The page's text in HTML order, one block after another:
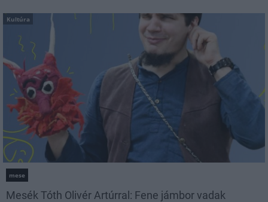
Kultúra
mese
Mesék Tóth Olivér Artúrral: Fene jámbor vadak